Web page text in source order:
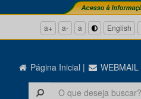
a+ a- a English
Página Inicial | WEBMAIL